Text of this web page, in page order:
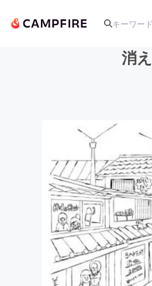
アート・
テクノロ
映像・映
ビジネス
まちづ
消